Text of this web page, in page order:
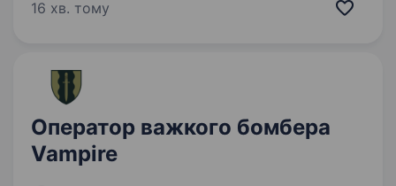
Бригада шукає фахівців в батальйони та інші
16 хв. тому
Оператор важкого бомбера
Vampire